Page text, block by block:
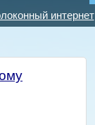
интернет